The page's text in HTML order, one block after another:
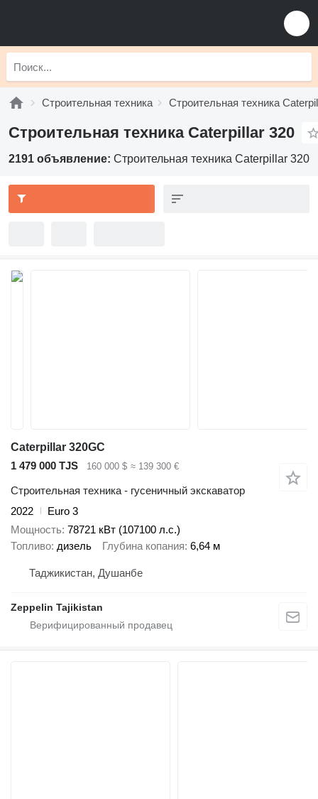
Строительная техника Строительная техника
Строительная техника Caterpillar 320
2191 объявление: Строительная техника Caterpillar 320
Caterpillar 320GC
1 479 000 TJS
160 000 $ ≈ 139 300 €
Строительная техника - гусеничный экскаватор
2022
Euro 3
Мощность 78721 кВт (107100 л.с.)
Топливо дизель Глубина копания 6,64 м
Таджикистан, Душанбе
Zeppelin Tajikistan